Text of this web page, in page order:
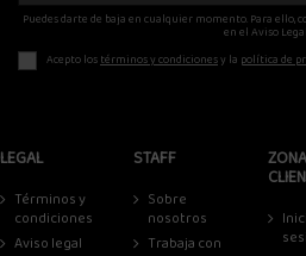
Puedes darte de baja en cualquier momento. Para
en el Aviso
Acepto lostérminos y condicionesy la política de
LEGAL
Términos y
condiciones
Aviso legal
STAFF
Sobre
nosotros
Trabaja con
ZONA